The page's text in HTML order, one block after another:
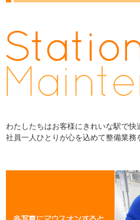
わたしたちはお客様にきれいな駅で
社員一人ひとりが心を込めて整備業